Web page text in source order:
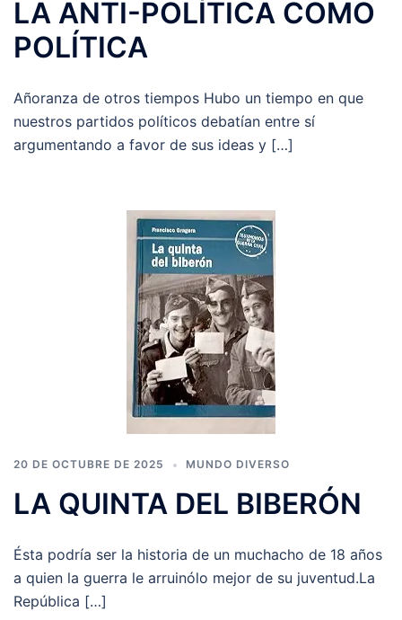
LA ANTI-POLÍTICA COMO
POLÍTICA
Añoranza de otros tiempos Hubo un tiempo en que
nuestros partidos políticos debatían entre sí
argumentando a favor de sus ideas y […]
20 DE OCTUBRE DE 2025 MUNDO DIVERSO
LA QUINTA DEL BIBERÓN
Ésta podría ser la historia de un muchacho de 18 años
a quien la guerra le arruinólo mejor de su juventud.La
República […]